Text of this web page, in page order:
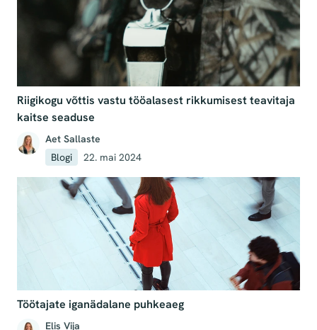
Riigikogu võttis vastu tööalasest rikkumisest teavitaja
kaitse seaduse
Aet Sallaste
Blogi
22. mai 2024
Töötajate iganädalane puhkeaeg
Elis Vija